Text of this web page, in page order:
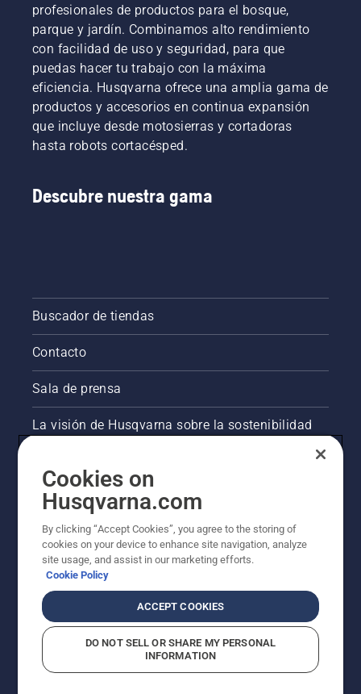
profesionales de productos para el bosque,
parque y jardín. Combinamos alto rendimiento
con facilidad de uso y seguridad, para que
puedas hacer tu trabajo con la máxima
eficiencia. Husqvarna ofrece una amplia gama de
productos y accesorios en continua expansión
que incluye desde motosierras y cortadoras
hasta robots cortacésped.
Descubre nuestra gama
Buscador de tiendas
Contacto
Sala de prensa
La visión de Husqvarna sobre la sostenibilidad
Otros sitios de Husqvarna
© Husqvarna AB (publ). Todos los derechos
Cookies on
Husqvarna.com
By clicking “Accept Cookies”, you agree to the storing of
cookies on your device to enhance site navigation, analyze
site usage, and assist in our marketing efforts.
Cookie Policy
ACCEPT COOKIES
DO NOT SELL OR SHARE MY PERSONAL
INFORMATION